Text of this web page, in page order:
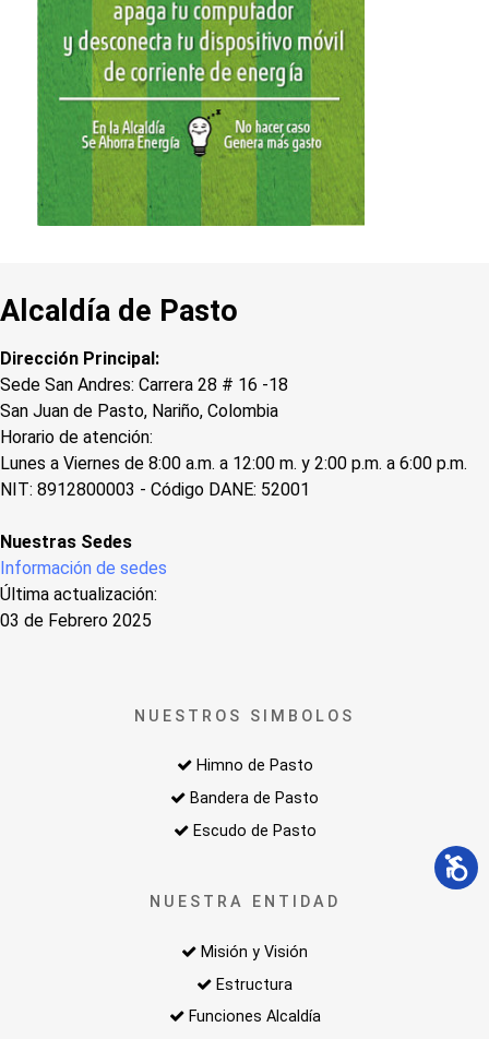
Alcaldía de Pasto
Dirección Principal:
Sede San Andres: Carrera 28 # 16 -18
San Juan de Pasto, Nariño, Colombia
Horario de atención:
Lunes a Viernes de 8:00 a.m. a 12:00 m. y 2:00 p.m. a 6:00 p.m.
NIT: 8912800003 - Código DANE: 52001
Nuestras Sedes
Información de sedes
Última actualización:
03 de Febrero 2025
NUESTROS SIMBOLOS
Himno de Pasto
Bandera de Pasto
Escudo de Pasto
NUESTRA ENTIDAD
Misión y Visión
Estructura
Funciones Alcaldía